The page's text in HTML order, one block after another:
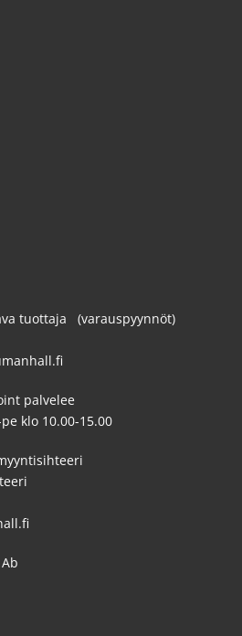
tuottaja (varauspyynnöt)
palvelee
klo 10.00-15.00